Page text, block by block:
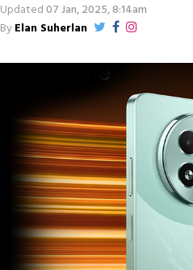
Updated07 Jan, 2025, 8:14am
ByElan Suherlan